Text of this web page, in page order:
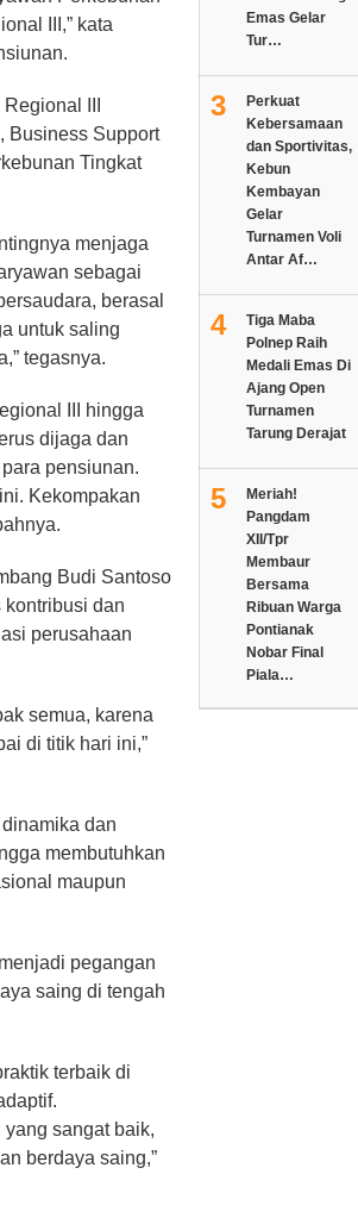
III,” kata
III
Business Support
Tingkat
menjaga
sebagai
berasal
untuk saling
tegasnya.
III hingga
dijaga dan
pensiunan.
Kekompakan
Budi Santoso
dan
perusahaan
semua, karena
di titik hari ini,”
dan
membutuhkan
maupun
pegangan
saing di tengah
terbaik di
sangat baik,
berdaya saing,”
Emas Gelar
Tur…
3
Perkuat
Kebersamaan
dan Sportivitas,
Kebun
Kembayan
Gelar
Turnamen Voli
Antar Af…
4
Tiga Maba
Polnep Raih
Medali Emas Di
Ajang Open
Turnamen
Tarung Derajat
5
Meriah!
Pangdam
XII/Tpr
Membaur
Bersama
Ribuan Warga
Pontianak
Nobar Final
Piala…